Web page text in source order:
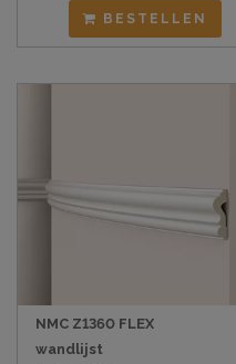
BESTELLEN
NMC Z1360 FLEX
wandlijst